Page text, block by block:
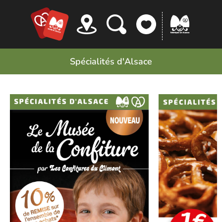
Spécialités d'Alsace
Confitures du Climont La Fabrique à
Panneau de gestion des cookies